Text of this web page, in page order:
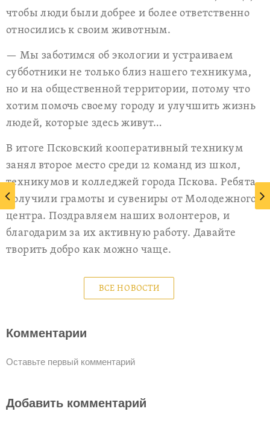
чтобы люди были добрее и более ответственно
относились к своим животным.
— Мы заботимся об экологии и устраиваем
субботники не только близ нашего техникума,
но и на общественной территории, потому что
хотим помочь своему городу и улучшить жизнь
людей, которые здесь живут…
В итоге Псковский кооперативный техникум
занял второе место среди 12 команд из школ,
техникумов и колледжей города Пскова. Ребята
получили грамоты и сувениры от Молодежного
центра. Поздравляем наших волонтеров, и
благодарим за их активную работу. Давайте
творить добро как можно чаще.
ВСЕ НОВОСТИ
Комментарии
Оставьте первый комментарий
Добавить комментарий